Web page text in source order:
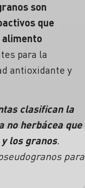
son
que
alimento
para la
antioxidante y
clasifican la
no herbácea que
los granos.
para